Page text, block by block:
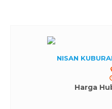
NISAN
Harga